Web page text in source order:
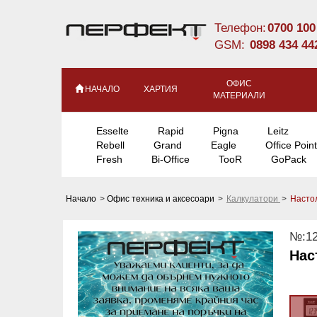
Телефон:0700
GSM: 0898 434
НАЧАЛО ХАРТИЯ
ОФИС
МАТЕРИАЛИ
Esselte Rapid Pigna
Leitz
Rebell
Grand Eagle
Office Point
Fresh
Bi-Office TooR GoPack
Начало > Офис техника и аксесоари > Калкулатори >